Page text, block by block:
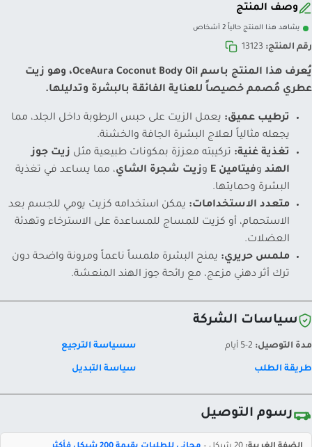
وصف المنتج
يشاهد هذا المنتج حالياً 2 أشخاص
رقم المنتج: 13123
يُعرف هذا المنتج باسم OceAura Coconut Body Oil، وهو زيت
عطري مُصمم خصيصاً للعناية الفائقة بالبشرة وتدليلها.
ترطيب عميق: يعمل الزيت على حبس الرطوبة داخل الجلد، مما
يجعله مثالياً لعلاج البشرة الجافة والخشنة.
تغذية غنية: تركيبته معززة بمكونات طبيعية مثل زيت جوز
الهند وفيتامين E وزيت شجرة الشاي، مما يساعد في تغذية
البشرة وحمايتها.
متعدد الاستخدامات: يمكن استخدامه كزيت يومي للجسم بعد
الاستحمام، أو كزيت للمساج للمساعدة على الاسترخاء وتهدئة
العضلات.
ملمس حريري: يمنح البشرة ملمساً ناعماً ومرونة واضحة دون
ترك أثر دهني مزعج، مع رائحة جوز الهند المنعشة.
سياسات الشركة
مدة التوصيل: سسياسة الترجيع
طريقة الطلب سياسة التبديل
رسوم التوصيل